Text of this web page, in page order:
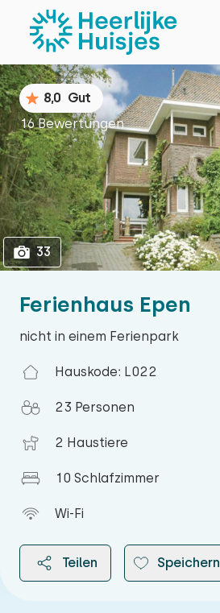
1
Ferienhaus Epen
nicht in einem Ferienpark
Hauskode: L022
23 Personen
2 Haustiere
10 Schlafzimmer
Wi-Fi
Teilen Speichern
8,0 Gut
16 Bewertungen
33